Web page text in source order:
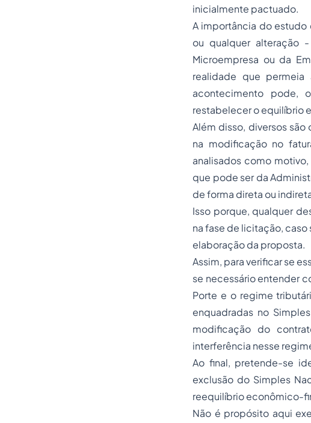
inicialmente pactuado.
A importância do estudo
ou qualquer alteração
Microempresa ou da
realidade que
acontecimento pode,
restabelecer o equilíbrio
Além disso, diversos
na modificação no
analisados como
que pode ser da
de forma direta ou
Isso porque, qualquer
na fase de licitação,
elaboração da proposta.
Assim, para verificar se
se necessário entender
Porte e o regime
enquadradas no
modificação do
interferência nesse
Ao final, pretende-se
exclusão do Simples
reequilíbrio econômico-
Não é propósito aqui